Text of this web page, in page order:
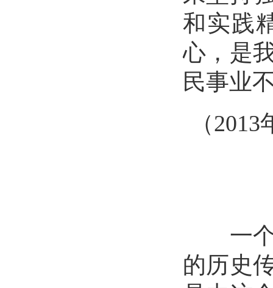
和实践
心，是
民事业
（2013
一个
的历史